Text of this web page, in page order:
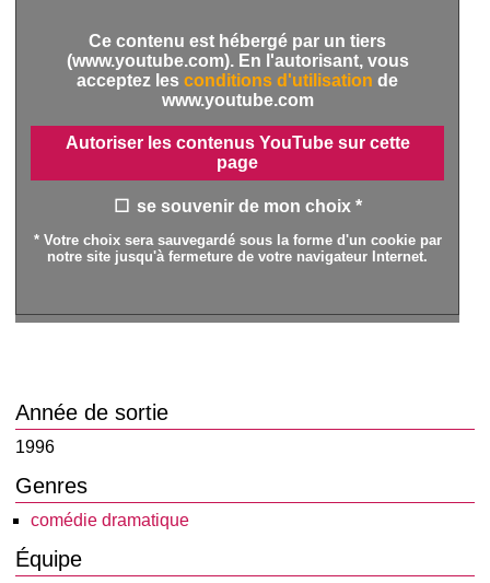
Ce contenu est hébergé par un tiers
(www.youtube.com). En l'autorisant, vous
acceptez les conditions d'utilisation de
www.youtube.com
Autoriser les contenus YouTube sur cette
page
se souvenir de mon choix *
* Votre choix sera sauvegardé sous la forme d'un cookie par
notre site jusqu'à fermeture de votre navigateur Internet.
Année de sortie
1996
Genres
comédie dramatique
Équipe